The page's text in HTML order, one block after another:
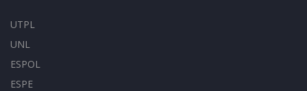
UTPL
UNL
ESPOL
ESPE